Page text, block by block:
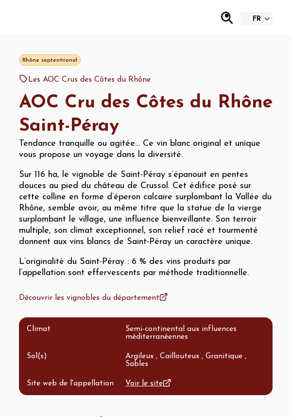
Rhône septentrional
Les AOC Crus des Côtes du Rhône
AOC Cru des Côtes du Rhône
Saint-Péray
Tendance tranquille ou agitée… Ce vin blanc original et unique
vous propose un voyage dans la diversité.
Sur 116 ha, le vignoble de Saint-Péray s’épanouit en pentes
douces au pied du château de Crussol. Cet édifice posé sur
cette colline en forme d’éperon calcaire surplombant la Vallée du
Rhône, semble avoir, au même titre que la statue de la vierge
surplombant le village, une influence bienveillante. Son terroir
multiple, son climat exceptionnel, son relief racé et tourmenté
donnent aux vins blancs de Saint-Péray un caractère unique.
L’originalité du Saint-Péray : 6 % des vins produits par
l’appellation sont effervescents par méthode traditionnelle.
Découvrir les vignobles du département
Climat
Semi-continental aux influences
méditerranéennes
Sol(s)
Argileux , Caillouteux , Granitique ,
Sables
Site web de l'appellation Voir le site